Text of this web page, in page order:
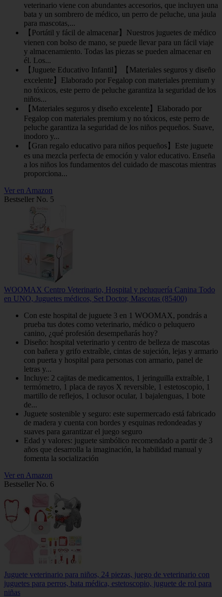
veterinario viene con abundantes accesorios, que incluyen una
bata y un sombrero de médico, un perro de peluche, una jaula
para mascotas,...
【Portátil y fácil de almacenar】Nuestros juguetes de médico
vienen con bolso de mano, se puede llevar para un fácil viaje
y almacenamiento. Todas las piezas se pueden almacenar en
él. Los...
【Juguete Educativo Infantil】【Materiales seguros y diseño
excelente】Elaborado por Fegalop con materiales premium y
no tóxicos, este perro de peluche garantiza la seguridad de los
niños...
【Materiales seguros y diseño excelente】Elaborado por
Fegalop con materiales premium y no tóxicos, este perro de
peluche garantiza la seguridad de los niños pequeños. Suave,
inodoro y...
【Gran regalo educativo para niños pequeños】Este juguete
es una mezcla perfecta de emoción y valor educativo. Enseña
a los niños los fundamentos del cuidado de mascotas mientras
proporciona...
Ver en Amazon
Bestseller No. 5
WOOMAX Centro Veterinario, Hospital y peluquería Canina Todo
en UNO, Juguetes médicos, Set Doctor, Mascotas (85400)
Con este hospital de juguete 3 en 1 WOOMAX, pondrás a
prueba tus dotes como veterinario, médico o peluquero
canino, ¿qué profesión desempeñarás hoy?
Diseño: hospital veterinario y centro de belleza de mascotas
con bañera y grifo extraíble, cintas de sujeción, lejas y armario
con puerta y hospital para personas con armario, panel de
letras y...
Incluye: 2 cajitas de medicamentos, 1 jeringuilla extraíble, 1
termómetro, 1 placa de rayos X reversible, 1 estetoscopio, 1
martillo de reflejos, 1 oclusor ocular, 1 bajalenguas, 1 bote
de...
Juguete sostenible y seguro: este supermercado está fabricado
de madera y cuenta con bordes y esquinas redondeadas y
suaves para garantizar el juego seguro
Edad y valores: juguete simbólico recomendado a partir de 3
años que desarrolla la imaginación, la habilidad manual y
fomenta la socialización
Ver en Amazon
Bestseller No. 6
Juguete veterinario para niños, 24 piezas, juego de veterinario con
juguetes para perros, bata médica, estetoscopio, juguete de rol para
niñas